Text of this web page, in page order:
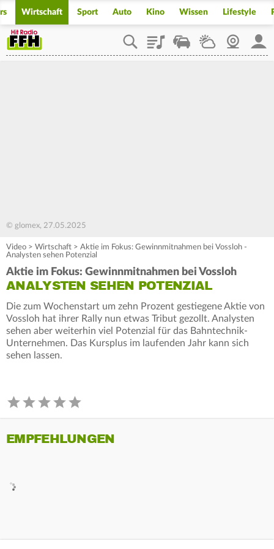
Wirtschaft Sport Auto Kino Wissen Lifestyle
PlaylistStaupilotWetterWebcam
© glomex, 27.05.2025
Video > Wirtschaft > Aktie im Fokus: Gewinnmitnahmen bei Vossloh -
Analysten sehen Potenzial
Aktie im Fokus: Gewinnmitnahmen bei Vossloh
ANALYSTEN SEHEN POTENZIAL
Die zum Wochenstart um zehn Prozent gestiegene Aktie von
Vossloh hat ihrer Rally nun etwas Tribut gezollt. Analysten
sehen aber weiterhin viel Potenzial für das Bahntechnik-
Unternehmen. Das Kursplus im laufenden Jahr kann sich
sehen lassen.
EMPFEHLUNGEN